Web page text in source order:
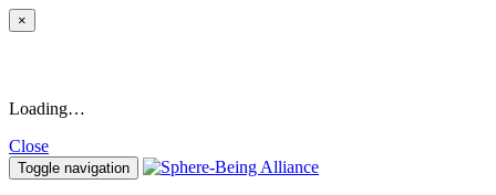
×
Loading…
Close
Toggle navigation